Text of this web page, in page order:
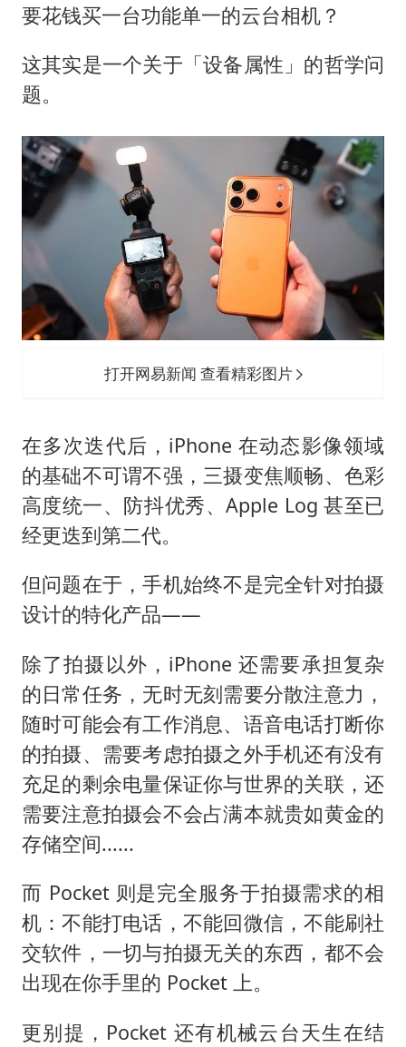
要花钱买一台功能单一的云台相机？
这其实是一个关于「设备属性」的哲学问
题。
打开网易新闻 查看精彩图片
在多次迭代后，iPhone 在动态影像领域
的基础不可谓不强，三摄变焦顺畅、色彩
高度统一、防抖优秀、Apple Log 甚至已
经更迭到第二代。
但问题在于，手机始终不是完全针对拍摄
设计的特化产品——
除了拍摄以外，iPhone 还需要承担复杂
的日常任务，无时无刻需要分散注意力，
随时可能会有工作消息、语音电话打断你
的拍摄、需要考虑拍摄之外手机还有没有
充足的剩余电量保证你与世界的关联，还
需要注意拍摄会不会占满本就贵如黄金的
存储空间......
而 Pocket 则是完全服务于拍摄需求的相
机：不能打电话，不能回微信，不能刷社
交软件，一切与拍摄无关的东西，都不会
出现在你手里的 Pocket 上。
更别提，Pocket 还有机械云台天生在结